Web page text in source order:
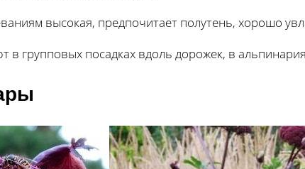
высокая, предпочитает полутень, хорошо
в групповых посадках вдоль дорожек, в